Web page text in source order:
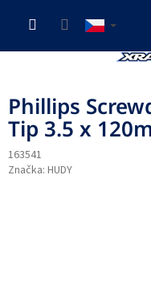
Phillips
Tip 3.5 x
163541
Značka: HUDY